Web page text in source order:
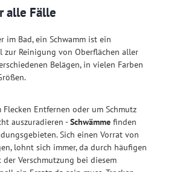
alle Fälle
im Bad, ein Schwamm ist ein
zur Reinigung von Oberflächen aller
Belägen, in vielen Farben
Flecken Entfernen oder um Schmutz
auszuradieren -Schwämme finden
Sich einen Vorrat von
lohnt sich immer, da durch häufigen
Verschmutzung bei diesem